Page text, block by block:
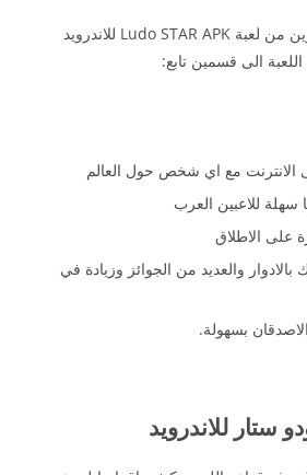
تعرف على مميزات الاصدارين من لعبة Ludo STAR APK للاندرويد
الى قسمين تابع:
الانترنت مع اي شخص حول العالم
سهلة للاعبين العرب
على الاطلاق
والعديد من الجوائز وزيادة في
بسهولة.
ستار للاندرويد